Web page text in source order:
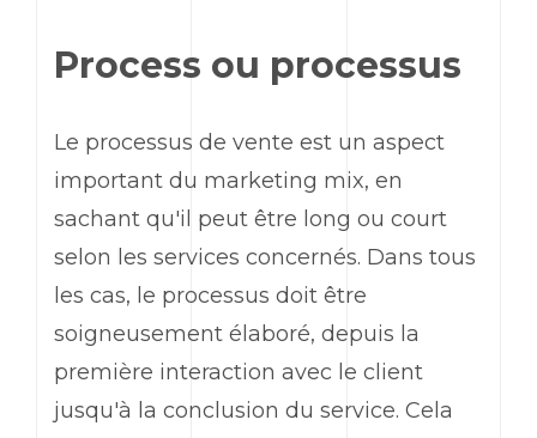
Process ou processus
Le processus de vente est un aspect
important du marketing mix, en
sachant qu'il peut être long ou court
selon les services concernés. Dans tous
les cas, le processus doit être
soigneusement élaboré, depuis la
première interaction avec le client
jusqu'à la conclusion du service. Cela